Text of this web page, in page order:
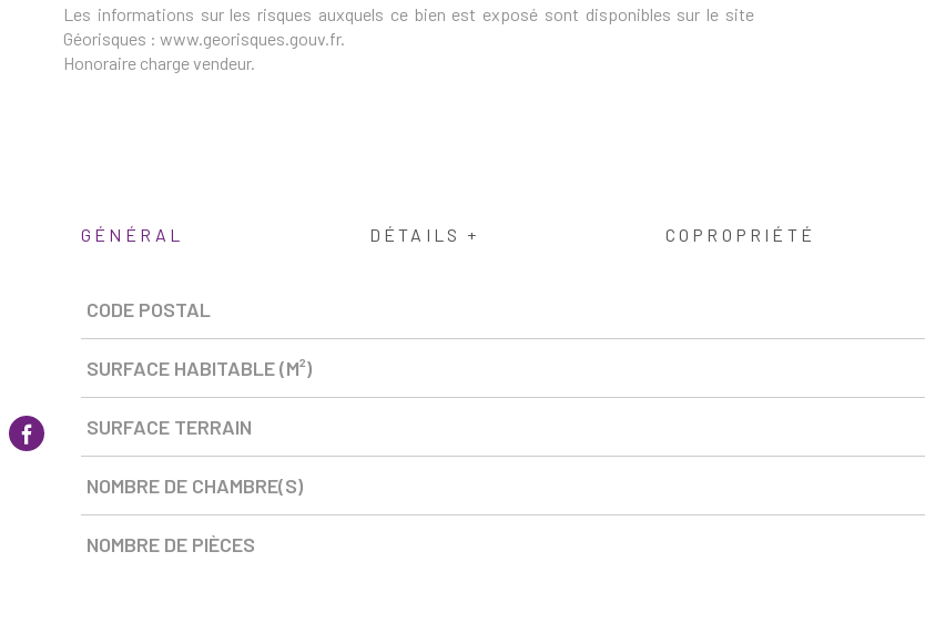
Les informations sur les risques auxquels ce bien est exposé sont disponibles sur le site
Géorisques : www.georisques.gouv.fr.
Honoraire charge vendeur.
GÉNÉRAL DÉTAILS + COPROPRIÉTÉ
Caractérisque Valeurs
CODE POSTAL
SURFACE HABITABLE (M²)
SURFACE TERRAIN
NOMBRE DE CHAMBRE(S)
NOMBRE DE PIÈCES